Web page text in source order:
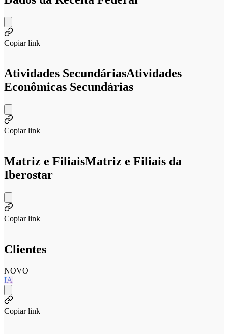
Copiar link
Atividades SecundáriasAtividades
Econômicas Secundárias
Copiar link
Matriz e FiliaisMatriz e Filiais da
Iberostar
Copiar link
Clientes
NOVO
IA
Copiar link